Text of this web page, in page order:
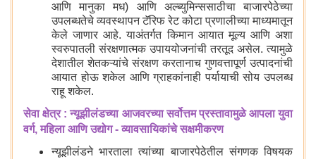
आणि मानुका मध) आणि अल्ब्युमिन्ससाठीचा बाजारपेठेच्या
उपलब्धतेचे व्यवस्थापन टॅरिफ रेट कोटा प्रणालीच्या माध्यमातून
केले जाणार आहे. याअंतर्गत किमान आयात मूल्य आणि अशा
स्वरुपातली संरक्षणात्मक उपाययोजनांची तरतूद असेल. त्यामुळे
देशातील शेतकऱ्यांचे संरक्षण करतानाच गुणवत्तापूर्ण उत्पादनांची
आयात होऊ शकेल आणि ग्राहकांनाही पर्यायाची सोय उपलब्ध
राहू शकेल.
सेवा क्षेत्र : न्यूझीलंडच्या आजवरच्या सर्वोत्तम प्रस्तावामुळे आपला युवा
वर्ग, महिला आणि उद्योग - व्यावसायिकांचे सक्षमीकरण
न्यूझीलंडने भारताला त्यांच्या बाजारपेठेतील संगणक विषयक